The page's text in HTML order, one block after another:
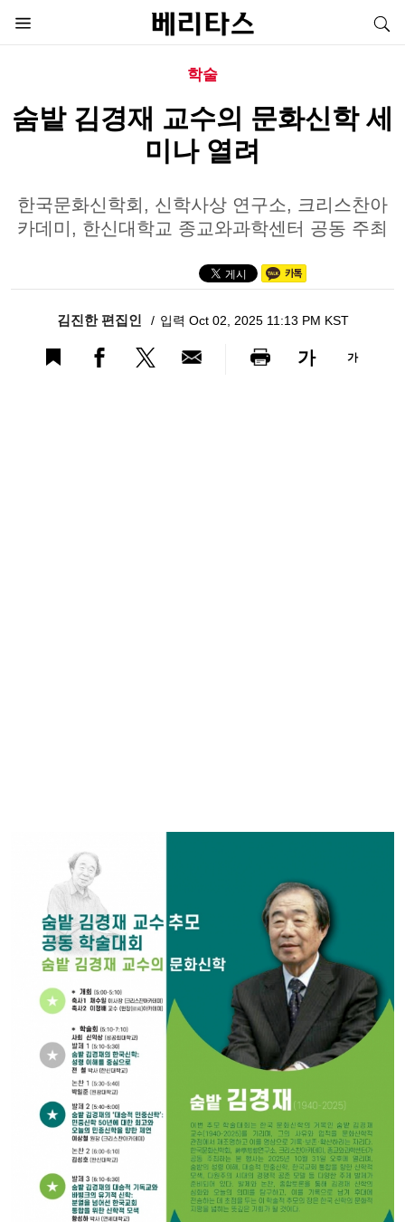
학술
숨밭 김경재 교수의 문화신학 세
미나 열려
한국문화신학회, 신학사상 연구소, 크리스찬아
카데미, 한신대학교 종교와과학센터 공동 주최
김진한 편집인 입력 Oct 02, 2025 11:13 PM KST
가 가